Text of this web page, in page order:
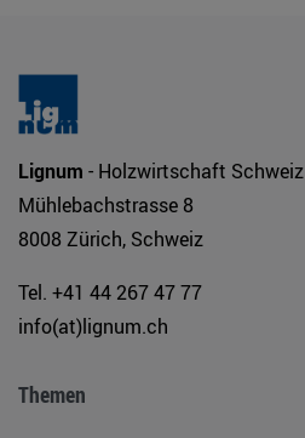
Lignum - Holzwirtschaft Schweiz
Mühlebachstrasse 8
8008 Zürich, Schweiz
Tel. +41 44 267 47 77
info(at)lignum.ch
Themen